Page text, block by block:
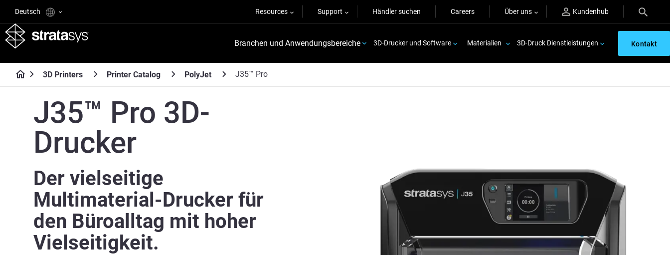
Deutsch Resources Support Händler suchen Careers Über uns Kundenhub
Branchen und Anwendungsbereiche 3D-Drucker und Software Materialien 3D-Druck Dienstleistungen Kontakt
3D Printers Printer Catalog PolyJet J35™ Pro
J35™ Pro 3D-
Drucker
Der vielseitige
Multimaterial-Drucker für
den Büroalltag mit hoher
Vielseitigkeit.